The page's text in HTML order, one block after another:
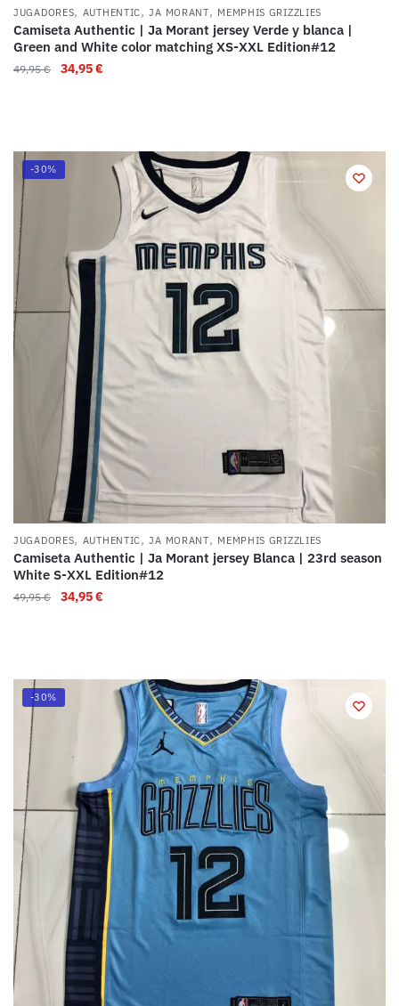
JUGADORES, AUTHENTIC,JA MORANT, MEMPHIS GRIZZLIES
Camiseta Authentic | Ja Morant jersey Verde y blanca |
Green and White color matching XS-XXL Edition#12
49,95€ 34,95€
-30%
JUGADORES, AUTHENTIC,JA MORANT, MEMPHIS GRIZZLIES
Camiseta Authentic | Ja Morant jersey Blanca | 23rd season
White S-XXL Edition#12
49,95€ 34,95€
-30%